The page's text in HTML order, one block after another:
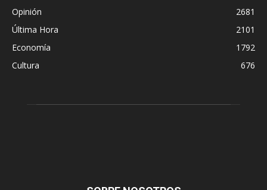
Opinión
2681
Última Hora
2101
Economía
1792
Cultura
676